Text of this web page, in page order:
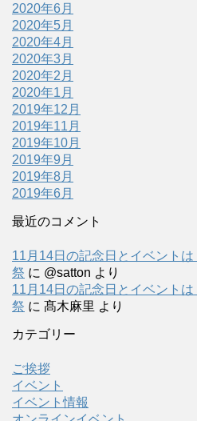
2020年6月
2020年5月
2020年4月
2020年3月
2020年2月
2020年1月
2019年12月
2019年11月
2019年10月
2019年9月
2019年8月
2019年6月
最近のコメント
11月14日の記念日とイベント
祭 に @satton より
11月14日の記念日とイベント
祭 に 髙木麻里 より
カテゴリー
ご挨拶
イベント
イベント情報